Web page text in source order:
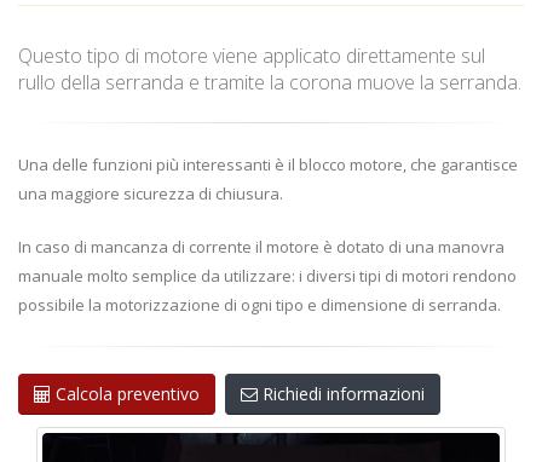
Questo tipo di motore viene applicato direttamente sul
rullo della serranda e tramite la corona muove la serranda.
Una delle funzioni più interessanti è il blocco motore, che garantisce
una maggiore sicurezza di chiusura.
In caso di mancanza di corrente il motore è dotato di una manovra
manuale molto semplice da utilizzare: i diversi tipi di motori rendono
possibile la motorizzazione di ogni tipo e dimensione di serranda.
Calcola preventivo Richiedi informazioni